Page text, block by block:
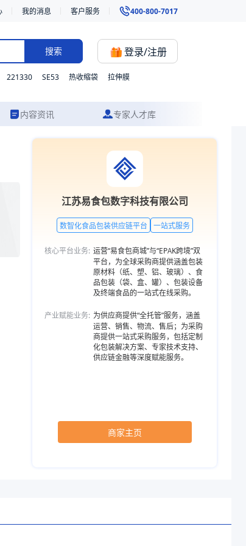
我的消息 客户服务 400-800-7017
搜索 登录/注册
221330 SE53 热收缩袋 拉伸膜
内容资讯 专家人才库
一站式食品包装服务。更多包装品类，欢迎访问易食包供应链
江苏易食包数字科技有限公司
数智化食品包装供应链平台 一站式服务
核心平台业务: 运营“易食包商城”与“EPAK跨境”双
平台，为全球采购商提供涵盖包装
原材料（纸、塑、铝、玻璃）、食
品包装（袋、盒、罐）、包装设备
及终端食品的一站式在线采购。
产业赋能业务: 为供应商提供“全托管”服务，涵盖
运营、销售、物流、售后；为采购
商提供一站式采购服务，包括定制
化包装解决方案、专家技术支持、
供应链金融等深度赋能服务。
商家主页